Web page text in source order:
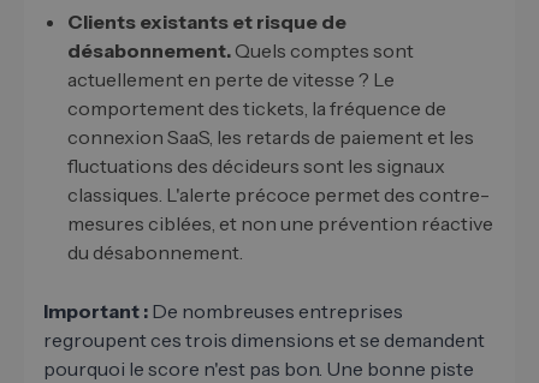
Clients existants et risque de
désabonnement. Quels comptes sont
actuellement en perte de vitesse ? Le
comportement des tickets, la fréquence de
connexion SaaS, les retards de paiement et les
fluctuations des décideurs sont les signaux
classiques. L'alerte précoce permet des contre-
mesures ciblées, et non une prévention réactive
du désabonnement.
Important : De nombreuses entreprises
regroupent ces trois dimensions et se demandent
pourquoi le score n'est pas bon. Une bonne piste